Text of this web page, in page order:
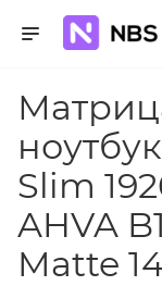
Slim
AHVA
Matte